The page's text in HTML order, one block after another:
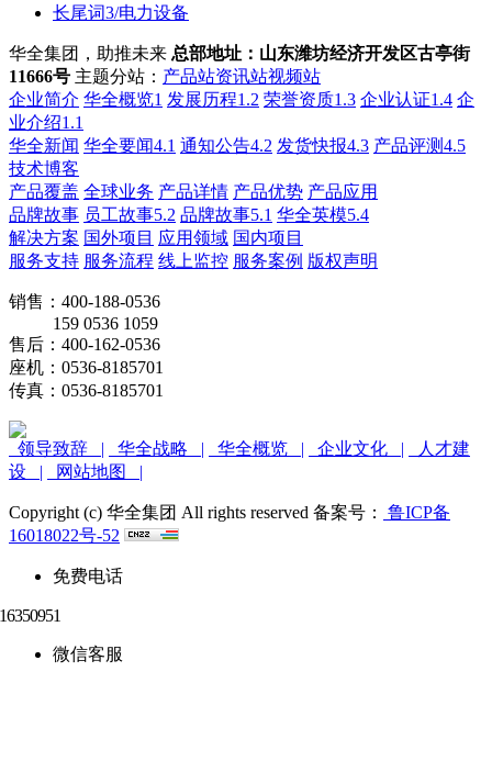
长尾词3/电力设备
华全集团，助推未来 总部地址：山东潍坊经济开发区古亭街
11666号 主题分站： 产品站资讯站视频站
企业简介 华全概览1 发展历程1.2 荣誉资质1.3 企业认证1.4 企
业介绍1.1
华全新闻 华全要闻4.1 通知公告4.2 发货快报4.3 产品评测4.5
技术博客
产品覆盖 全球业务 产品详情 产品优势 产品应用
品牌故事 员工故事5.2 品牌故事5.1 华全英模5.4
解决方案 国外项目 应用领域 国内项目
服务支持 服务流程 线上监控 服务案例 版权声明
销售：400-188-0536
159 0536 1059
售后：400-162-0536
座机：0536-8185701
传真：0536-8185701
领导致辞 | 华全战略 | 华全概览 | 企业文化 |
人才建
设 |
网站地图 |
Copyright (c) 华全集团 All rights reserved 备案号：
鲁ICP备
16018022号-52
免费电话
微信客服